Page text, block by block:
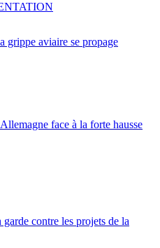
grippe aviaire se propage
face à la forte hausse
contre les projets de la